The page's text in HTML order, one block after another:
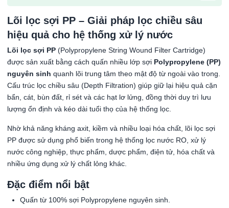
Lõi lọc sợi PP – Giải pháp lọc chiều sâu
hiệu quả cho hệ thống xử lý nước
Lõi lọc sợi PP (Polypropylene String Wound Filter Cartridge)
được sản xuất bằng cách quấn nhiều lớp sợi Polypropylene (PP)
nguyên sinh quanh lõi trung tâm theo mật độ từ ngoài vào trong.
Cấu trúc lọc chiều sâu (Depth Filtration) giúp giữ lại hiệu quả cặn
bẩn, cát, bùn đất, rỉ sét và các hạt lơ lửng, đồng thời duy trì lưu
lượng ổn định và kéo dài tuổi thọ của hệ thống lọc.
Nhờ khả năng kháng axit, kiềm và nhiều loại hóa chất, lõi lọc sợi
PP được sử dụng phổ biến trong hệ thống lọc nước RO, xử lý
nước công nghiệp, thực phẩm, dược phẩm, điện tử, hóa chất và
nhiều ứng dụng xử lý chất lỏng khác.
Đặc điểm nổi bật
Quấn từ 100% sợi Polypropylene nguyên sinh.